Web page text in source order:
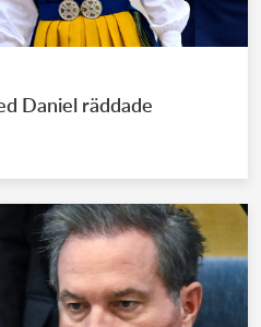
Daniel räddade